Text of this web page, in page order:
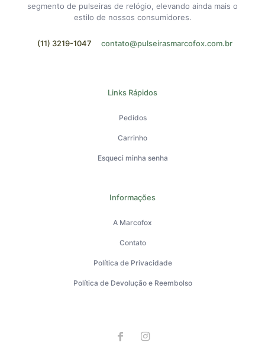
segmento de pulseiras de relógio, elevando ainda mais o
estilo de nossos consumidores.
(11) 3219-1047 contato@pulseirasmarcofox.com.br
Links Rápidos
Pedidos
Carrinho
Esqueci minha senha
Informações
A Marcofox
Contato
Política de Privacidade
Política de Devolução e Reembolso